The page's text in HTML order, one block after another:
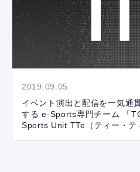
2019.09.05
イベント演出と配信を一気通
する e-Sports専門チーム 「
Sports Unit TTe（ティー・テ